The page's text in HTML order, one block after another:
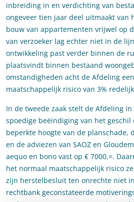
inbreiding in en verdichting van
ongeveer tien jaar deel uitmaakt van
bouw van appartementen vrijwel op
van verzoeker lag echter niet in de
ontwikkeling past verder binnen de
plaatsvindt binnen bestaand
omstandigheden acht de Afdeling
maatschappelijk risico van 3%
In de tweede zaak stelt de Afdeling
spoedige beëindiging van het geschil
beperkte hoogte van de planschade,
en de adviezen van SAOZ en
aequo en bono vast op € 7000,=.
het normaal maatschappelijk risico
zijn herstelbesluit ten onrechte niet
rechtbank geconstateerde